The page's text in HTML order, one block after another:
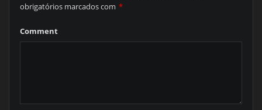
obrigatórios marcados com *
Comment